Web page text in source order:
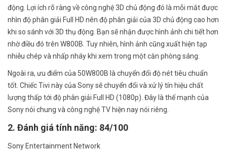
động. Lợi ích rõ ràng về công nghệ 3D chủ động đó là mỗi mắt được
nhìn độ phân giải Full HD nên độ phân giải của 3D chủ động cao hơn
khi so sánh với 3D thụ động. Bạn sẽ nhận được hình ảnh chi tiết hơn
nhờ điều đó trên W800B. Tuy nhiên, hình ảnh cũng xuất hiện tạp
nhiễu chép và nhấp nháy khi xem trong một căn phòng sáng.
Ngoài ra, ưu điểm của 50W800B là chuyển đổi độ nét tiêu chuẩn
tốt. Chiếc Tivi này của Sony sẽ chuyển đổi và xử lý tín hiệu chất
lượng thấp tới độ phân giải Full HD (1080p). Đây là thế mạnh của
Sony nói chung và công nghệ TV hiện nay nói riêng.
2. Đánh giá tính năng: 84/100
Sony Entertainment Network